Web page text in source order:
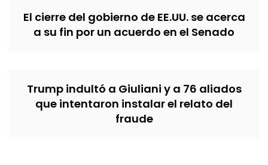
El cierre del gobierno de EE.UU. se acerca
a su fin por un acuerdo en el Senado
Trump indultó a Giuliani y a 76 aliados
que intentaron instalar el relato del
fraude